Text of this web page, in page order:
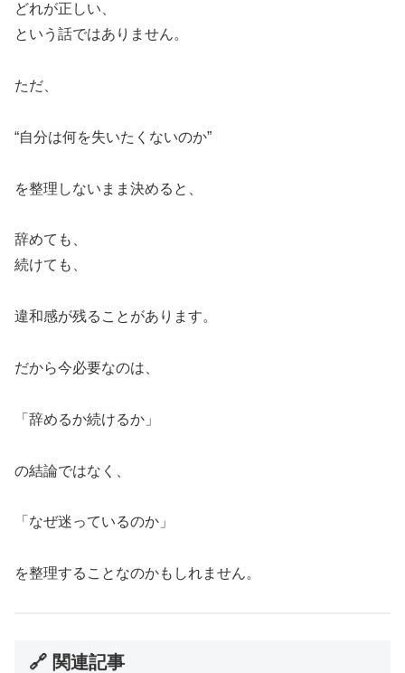
どれが正しい、
という話ではありません。
ただ、
“自分は何を失いたくないのか”
を整理しないまま決めると、
辞めても、
続けても、
違和感が残ることがあります。
だから今必要なのは、
「辞めるか続けるか」
の結論ではなく、
「なぜ迷っているのか」
を整理することなのかもしれません。
🔗 関連記事